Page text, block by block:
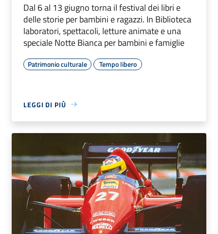
Dal 6 al 13 giugno torna il festival dei libri e
delle storie per bambini e ragazzi. In Biblioteca
laboratori, spettacoli, letture animate e una
speciale Notte Bianca per bambini e famiglie
Patrimonio culturale Tempo libero
LEGGI DI PIÙ